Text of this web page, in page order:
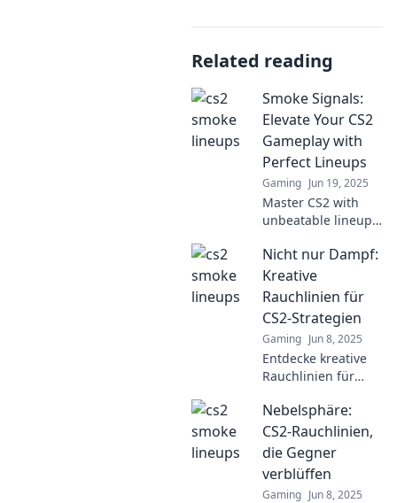
Related reading
Smoke Signals:
Elevate Your CS2
Gameplay with
Perfect Lineups
Gaming Jun 19, 2025
Master CS2 with
unbeatable lineups!
tips in Smoke
Signals to boost
your gameplay and
competition.
Nicht nur Dampf:
Kreative
Rauchlinien für
CS2-Strategien
Gaming Jun 8, 2025
Entdecke kreative
Rauchlinien für
dein Gameplay auf
ein neues Level
heben! Sei der Star
deines nächsten
Matches!
Nebelsphäre:
CS2-Rauchlinien,
die Gegner
verblüffen
Gaming Jun 8, 2025